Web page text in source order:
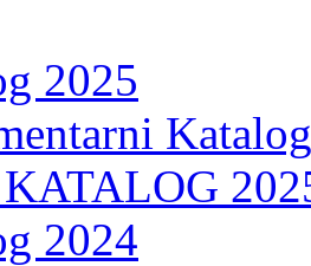
2025
Katalog
2024